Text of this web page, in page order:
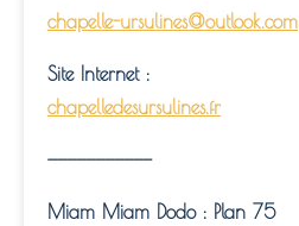
chapelle-ursulines@outlook.com
Site Internet :
chapelledesursulines.fr
———————————
Miam Miam Dodo : Plan 75